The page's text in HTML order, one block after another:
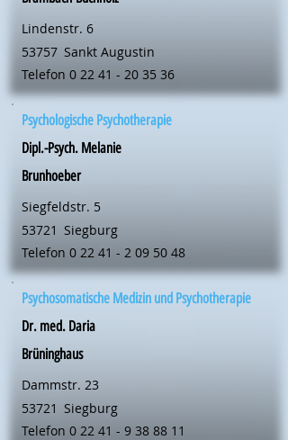
Lindenstr. 6
53757 Sankt Augustin
Telefon 0 22 41 - 20 35 36
Psychologische Psychotherapie
Dipl.-Psych. Melanie
Brunhoeber
Siegfeldstr. 5
53721 Siegburg
Telefon 0 22 41 - 2 09 50 48
Psychosomatische Medizin und Psychotherapie
Dr. med. Daria
Brüninghaus
Dammstr. 23
53721 Siegburg
Telefon 0 22 41 - 9 38 88 11